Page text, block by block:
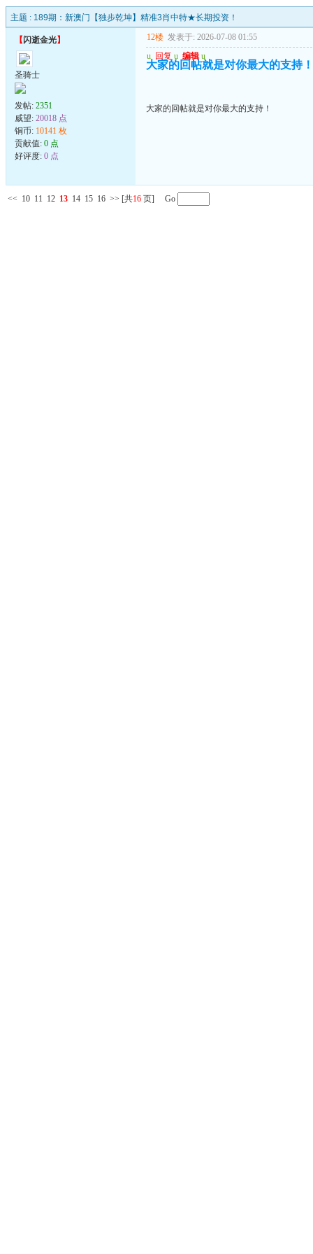
主题 : 189期：新澳门【独步乾坤】精准3肖中特★长期投资！
【闪逝金光】
圣骑士
发帖: 2351
威望: 20018 点
铜币: 10141 枚
贡献值: 0 点
好评度: 0 点
12楼 发表于: 2026-07-08 01:55
u 回复 u 编辑 u
大家的回帖就是对你最大的支持！
大家的回帖就是对你最大的支持！
<< 10 11 12 13 14 15 16 >> [共16 页] Go